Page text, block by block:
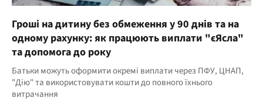
Гроші на дитину без обмеження у 90 днів та на
одному рахунку: як працюють виплати "єЯсла"
та допомога до року
Батьки можуть оформити окремі виплати через ПФУ, ЦНАП,
"Дію" та використовувати кошти до повного їхнього
витрачання